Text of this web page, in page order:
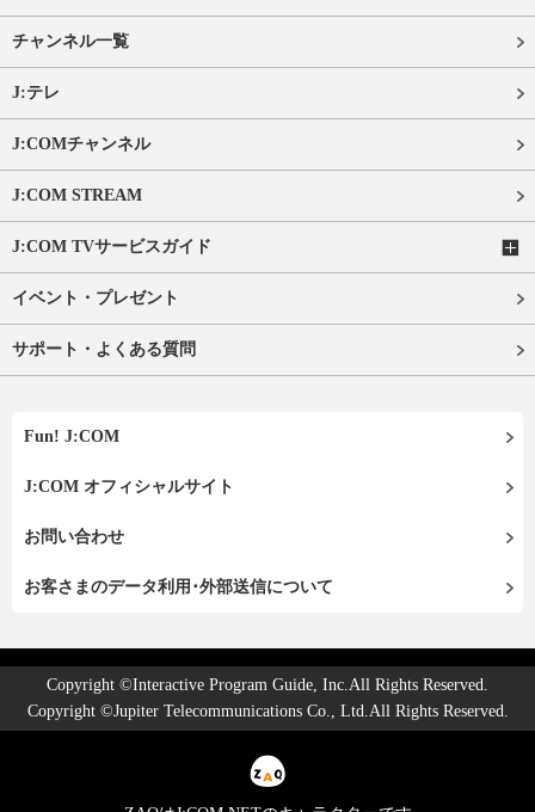
チャンネル一覧
J:テレ
J:COMチャンネル
J:COM STREAM
J:COM TVサービスガイド
イベント・プレゼント
サポート・よくある質問
Fun! J:COM
J:COM オフィシャルサイト
お問い合わせ
お客さまのデータ利用･外部送信について
Copyright ©Interactive Program Guide, Inc.All Rights Reserved.
Copyright ©Jupiter Telecommunications Co., Ltd.All Rights Reserved.